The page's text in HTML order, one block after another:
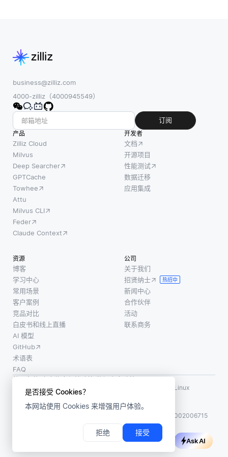
是否接受 Cookies？
本网站使用 Cookies 来增强用户体验。
拒绝 接受
business@zilliz.com
4000-zilliz（4000945549）
订阅
产品
Zilliz Cloud
Milvus
Deep Searcher
GPTCache
Towhee
Attu
Milvus CLI
Feder
Claude Context
开发者
文档
开源项目
性能测试
数据迁移
应用集成
资源
博客
学习中心
常用场景
客户案例
竞品对比
白皮书和线上直播
AI 模型
GitHub
术语表
FAQ
公司
关于我们
招贤纳士
热招中
新闻中心
合作伙伴
活动
联系商务
使用条款·个人信息保护政策·数据安全政策
LF AI、LF AI & Data、Milvus，以及相关的开源项目名称为 Linux
Foundation 所有商标
版权所有 ©2026 上海赜睿信息科技有限公司保留所有权利
沪公网安备31011002006715
Ask AI